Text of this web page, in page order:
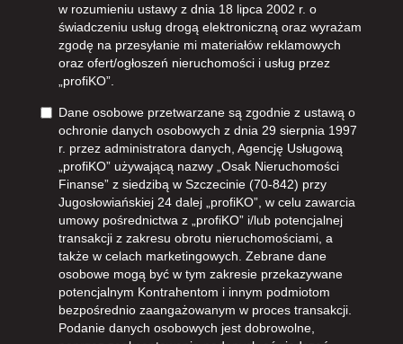
w rozumieniu ustawy z dnia 18 lipca 2002 r. o
świadczeniu usług drogą elektroniczną oraz wyrażam
zgodę na przesyłanie mi materiałów reklamowych
oraz ofert/ogłoszeń nieruchomości i usług przez
„profiKO”.
Dane osobowe przetwarzane są zgodnie z ustawą o
ochronie danych osobowych z dnia 29 sierpnia 1997
r. przez administratora danych, Agencję Usługową
„profiKO” używającą nazwy „Osak Nieruchomości
Finanse” z siedzibą w Szczecinie (70-842) przy
Jugosłowiańskiej 24 dalej „profiKO”, w celu zawarcia
umowy pośrednictwa z „profiKO” i/lub potencjalnej
transakcji z zakresu obrotu nieruchomościami, a
także w celach marketingowych. Zebrane dane
osobowe mogą być w tym zakresie przekazywane
potencjalnym Kontrahentom i innym podmiotom
bezpośrednio zaangażowanym w proces transakcji.
Podanie danych osobowych jest dobrowolne,